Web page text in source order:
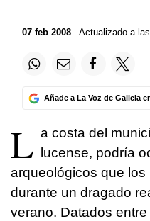
07 feb 2008 . Actualizado a
Añade a La Voz de Galicia
L a costa del
lucense, podría
arqueológicos que
durante un dragado
verano. Datados